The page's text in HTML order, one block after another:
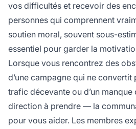
vos difficultés et recevoir des
personnes qui comprennent
soutien moral, souvent sous-
essentiel pour garder la
Lorsque vous rencontrez des
d’une campagne qui ne convertit
trafic décevante ou d’un
direction à prendre — la
pour vous aider. Les membres